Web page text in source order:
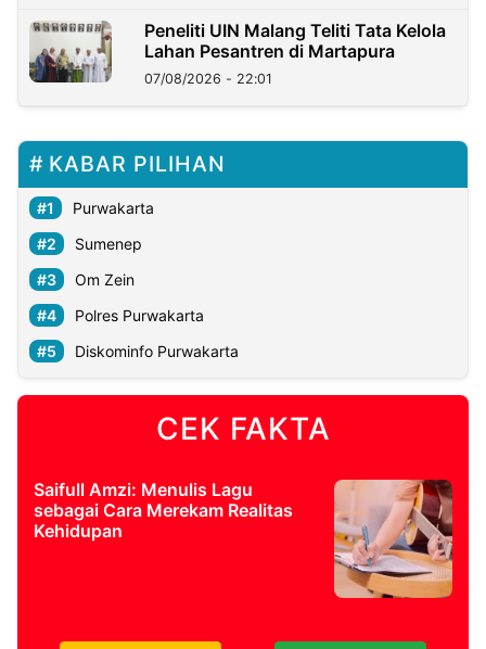
Peneliti UIN Malang Teliti Tata Kelola
Lahan Pesantren di Martapura
07/08/2026 - 22:01
KABAR PILIHAN
Purwakarta
Sumenep
Om Zein
Polres Purwakarta
Diskominfo Purwakarta
CEK FAKTA
Saifull Amzi: Menulis Lagu
sebagai Cara Merekam Realitas
Kehidupan